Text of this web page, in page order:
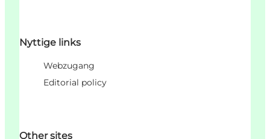
Nyttige links
Webzugang
Editorial policy
Other sites